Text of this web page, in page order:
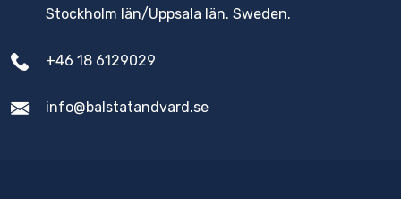
Stockholm län/Uppsala län. Sweden.
+46 18 6129029
info@balstatandvard.se